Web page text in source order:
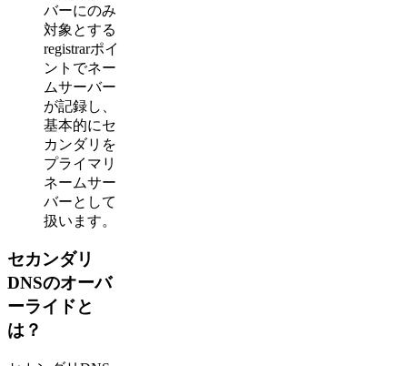
バーにのみ
対象とする
registrarポイ
ントでネー
ムサーバー
が記録し、
基本的にセ
カンダリを
プライマリ
ネームサー
バーとして
扱います。
セカンダリ
DNSのオーバ
ーライドと
は？